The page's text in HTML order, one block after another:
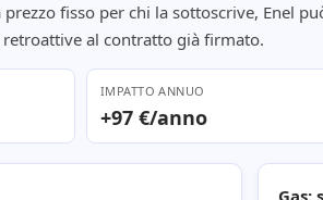
fisso per chi la sottoscrive, Enel
al contratto già firmato.
IMPATTO ANNUO
+97 €/anno
Gas: